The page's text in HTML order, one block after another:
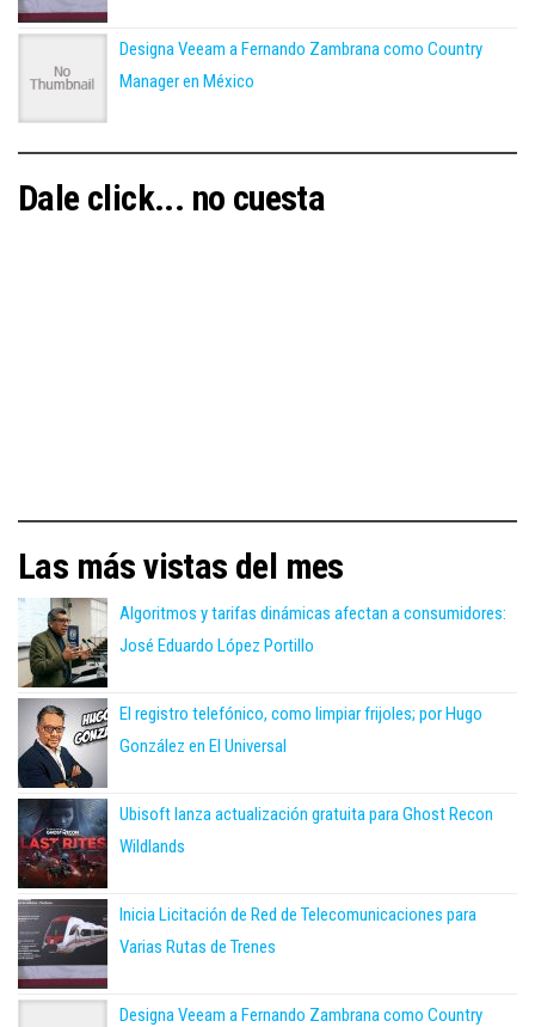
Designa Veeam a Fernando Zambrana como Country
Manager en México
Dale click... no cuesta
Las más vistas del mes
Algoritmos y tarifas dinámicas afectan a consumidores:
José Eduardo López Portillo
El registro telefónico, como limpiar frijoles; por Hugo
González en El Universal
Ubisoft lanza actualización gratuita para Ghost Recon
Wildlands
Inicia Licitación de Red de Telecomunicaciones para
Varias Rutas de Trenes
Designa Veeam a Fernando Zambrana como Country